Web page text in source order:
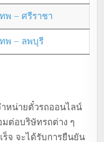
ทพ – ศรีราชา
ทพ – ลพบุรี
หน่ายตั๋วรถออนไลน์
มต่อบริษัทรถต่าง ๆ
ร็จ จะได้รับการยืนยัน